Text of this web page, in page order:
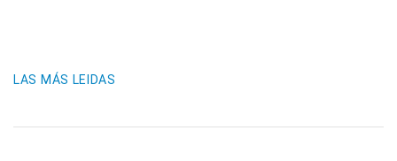
LAS MÁS LEIDAS